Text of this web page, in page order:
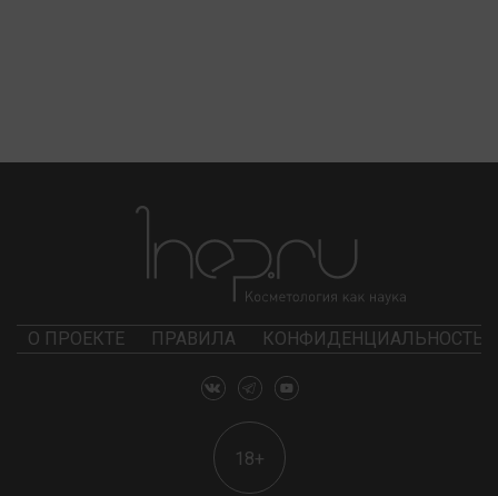
О ПРОЕКТЕ ПРАВИЛА КОНФИДЕНЦИАЛЬНОСТЬ
18+